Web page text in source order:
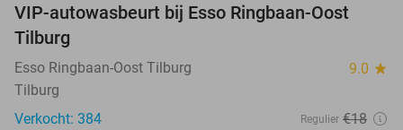
42%
VIP-autowasbeurt bij Esso Ringbaan-Oost
Tilburg
Esso Ringbaan-Oost Tilburg 9.0 star
Tilburg
Verkocht: 384
Regulier €18